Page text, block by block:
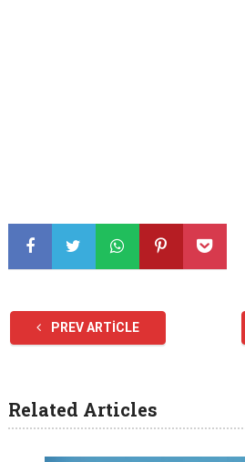
PREV ARTICLE
Related Articles